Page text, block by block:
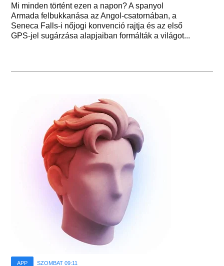
Mi minden történt ezen a napon? A spanyol
Armada felbukkanása az Angol-csatornában, a
Seneca Falls-i nőjogi konvenció rajtja és az első
GPS-jel sugárzása alapjaiban formálták a világot...
APP SZOMBAT 09:11